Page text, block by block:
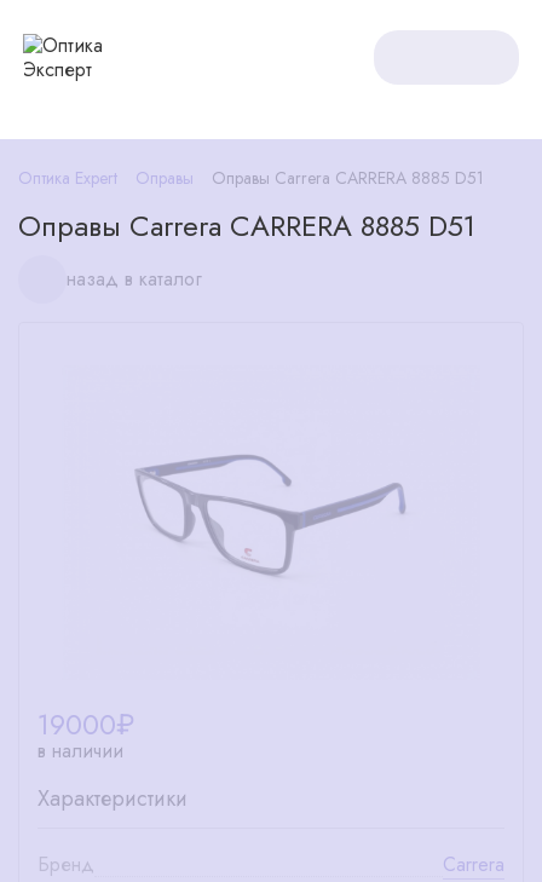
Оптика Expert Оправы Оправы Carrera CARRERA 8885 D51
Оправы Carrera CARRERA 8885 D51
назад в каталог
19000₽
в наличии
Характеристики
Бренд
Carrera